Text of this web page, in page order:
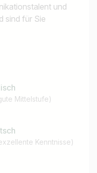
und
sind für Sie
Mittelstufe)
Kenntnisse)